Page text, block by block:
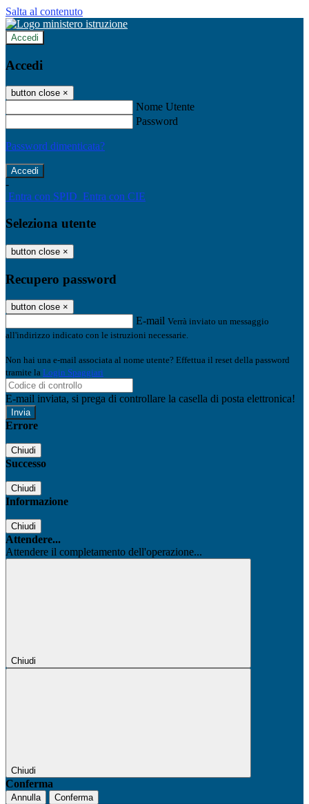
Salta al contenuto
Accedi
Accedi
button close ×
Nome Utente
Password
Password dimenticata?
-
Entra con SPID Entra con CIE
Seleziona utente
button close ×
Recupero password
button close ×
E-mail Verrà inviato un messaggio
all'indirizzo indicato con le istruzioni necessarie.
Non hai una e-mail associata al nome utente? Effettua il reset della password
tramite la Login Spaggiari
E-mail inviata, si prega di controllare la casella di posta elettronica!
Errore
Chiudi
Successo
Chiudi
Informazione
Chiudi
Attendere...
Attendere il completamento dell'operazione...
Chiudi
Chiudi
Conferma
Annulla
Conferma